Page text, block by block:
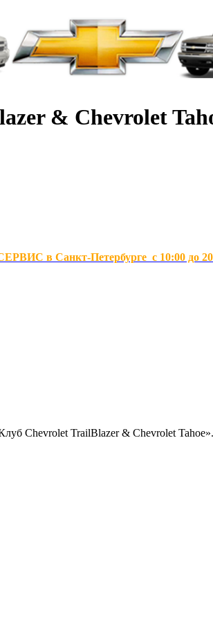
& Chevrolet
в Санкт-Петербурге с 10:00 до
Chevrolet TrailBlazer & Chevrolet Tahoe».